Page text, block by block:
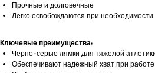
Прочные и долговечные
Легко освобождаются при необходимости
Ключевые преимущества:
Черно-серые лямки для тяжелой
Обеспечивают надежный хват при